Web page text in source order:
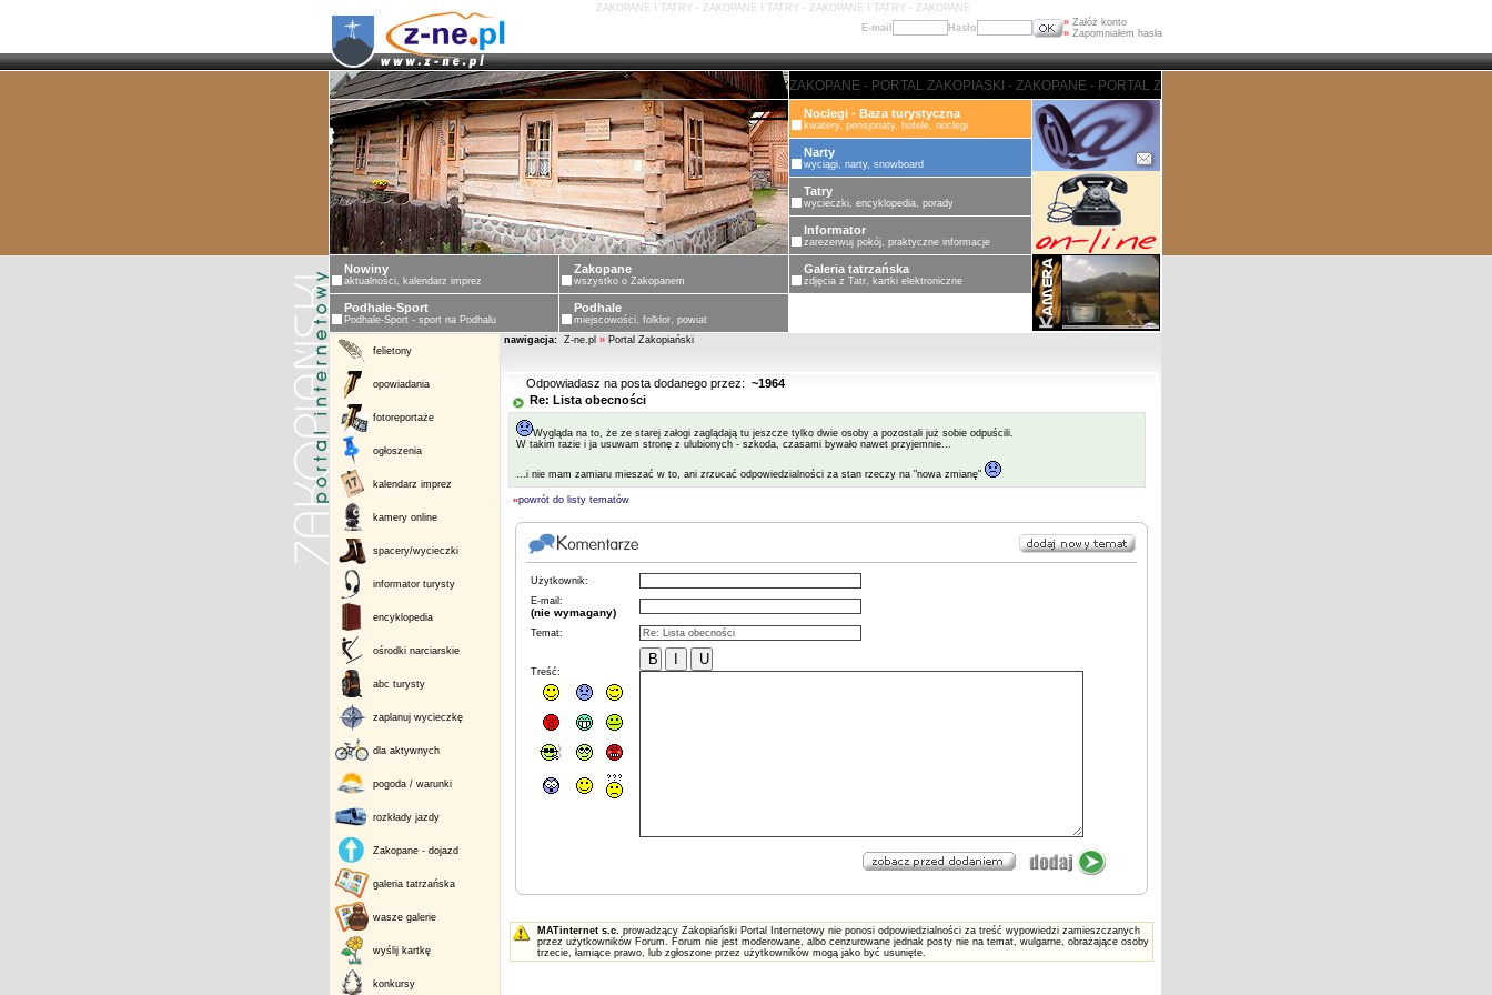
ZAKOPANE I TATRY - ZAKOPANE I TATRY - ZAKOPANE I TATRY - ZAKOPANE
E-mail
Hasło » Załóż konto
» Zapomniałem hasła
ZAKOPANE - PORTAL ZAKOPIASKI - ZAKOPANE - PORTAL ZAKOPIASKI - ZAKOPANE - PORTAL ZAKOPIASKI -
Noclegi - Baza turystyczna
kwatery, pensjonaty, hotele, noclegi
Narty
wyciągi, narty, snowboard
Tatry
wycieczki, encyklopedia, porady
Informator
zarezerwuj pokój, praktyczne informacje
Nowiny
aktualności, kalendarz imprez
Zakopane
wszystko o Zakopanem
Galeria tatrzańska
zdjęcia z Tatr, kartki elektroniczne
Podhale-Sport
Podhale-Sport - sport na Podhalu
Podhale
miejscowości, folklor, powiat
felietony
opowiadania
fotoreportaże
ogłoszenia
kalendarz imprez
kamery online
spacery/wycieczki
informator turysty
encyklopedia
ośrodki narciarskie
abc turysty
zaplanuj wycieczkę
dla aktywnych
pogoda / warunki
rozkłady jazdy
Zakopane - dojazd
galeria tatrzańska
wasze galerie
wyślij kartkę
konkursy
nawigacja: Z-ne.pl » Portal Zakopiański
Odpowiadasz na posta dodanego przez: ~1964
Re: Lista obecności
Wygląda na to, że ze starej załogi zaglądają tu jeszcze tylko dwie osoby a pozostali już sobie odpuścili.
W takim razie i ja usuwam stronę z ulubionych - szkoda, czasami bywało nawet przyjemnie...
...i nie mam zamiaru mieszać w to, ani zrzucać odpowiedzialności za stan rzeczy na "nowa zmianę"
«powrót do listy tematów
Użytkownik:
E-mail:
(nie wymagany)
Temat:
Treść:
MATinternet s.c. prowadzący Zakopiański Portal Internetowy nie ponosi odpowiedzialności za treść wypowiedzi zamieszczanych
przez użytkowników Forum. Forum nie jest moderowane, albo cenzurowane jednak posty nie na temat, wulgarne, obrażające osoby
trzecie, łamiące prawo, lub zgłoszone przez użytkowników mogą jako być usunięte.